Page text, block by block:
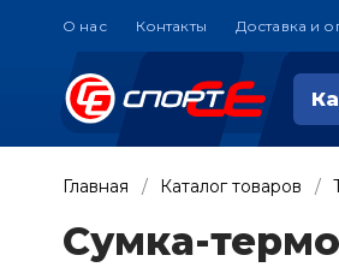
О нас Контакты Доставка и
Главная Каталог товаров
Сумка-